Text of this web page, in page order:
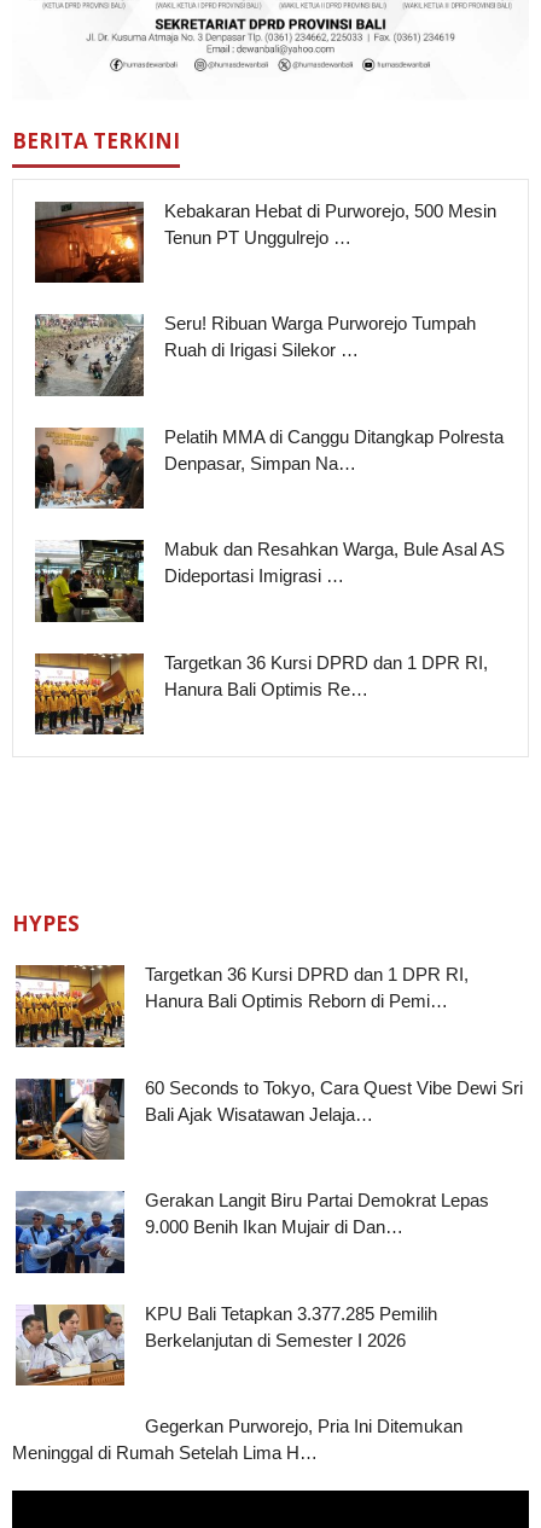
BERITA TERKINI
Kebakaran Hebat di Purworejo, 500 Mesin
Tenun PT Unggulrejo …
Seru! Ribuan Warga Purworejo Tumpah
Ruah di Irigasi Silekor …
Pelatih MMA di Canggu Ditangkap Polresta
Denpasar, Simpan Na…
Mabuk dan Resahkan Warga, Bule Asal AS
Dideportasi Imigrasi …
Targetkan 36 Kursi DPRD dan 1 DPR RI,
Hanura Bali Optimis Re…
HYPES
Targetkan 36 Kursi DPRD dan 1 DPR RI,
Hanura Bali Optimis Reborn di Pemi…
60 Seconds to Tokyo, Cara Quest Vibe Dewi Sri
Bali Ajak Wisatawan Jelaja…
Gerakan Langit Biru Partai Demokrat Lepas
9.000 Benih Ikan Mujair di Dan…
KPU Bali Tetapkan 3.377.285 Pemilih
Berkelanjutan di Semester I 2026
Gegerkan Purworejo, Pria Ini Ditemukan
Meninggal di Rumah Setelah Lima H…